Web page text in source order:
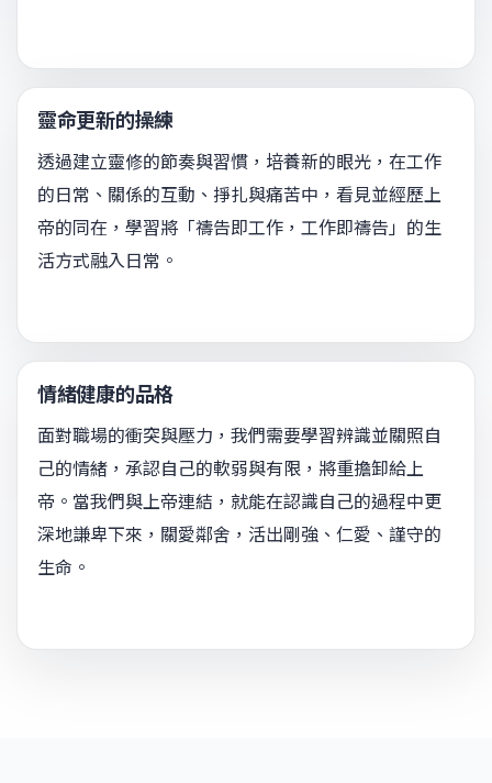
靈命更新的操練
透過建立靈修的節奏與習慣，培養新的眼光，在工作
的日常、關係的互動、掙扎與痛苦中，看見並經歷上
帝的同在，學習將「禱告即工作，工作即禱告」的生
活方式融入日常。
情緒健康的品格
面對職場的衝突與壓力，我們需要學習辨識並關照自
己的情緒，承認自己的軟弱與有限，將重擔卸給上
帝。當我們與上帝連結，就能在認識自己的過程中更
深地謙卑下來，關愛鄰舍，活出剛強、仁愛、謹守的
生命。